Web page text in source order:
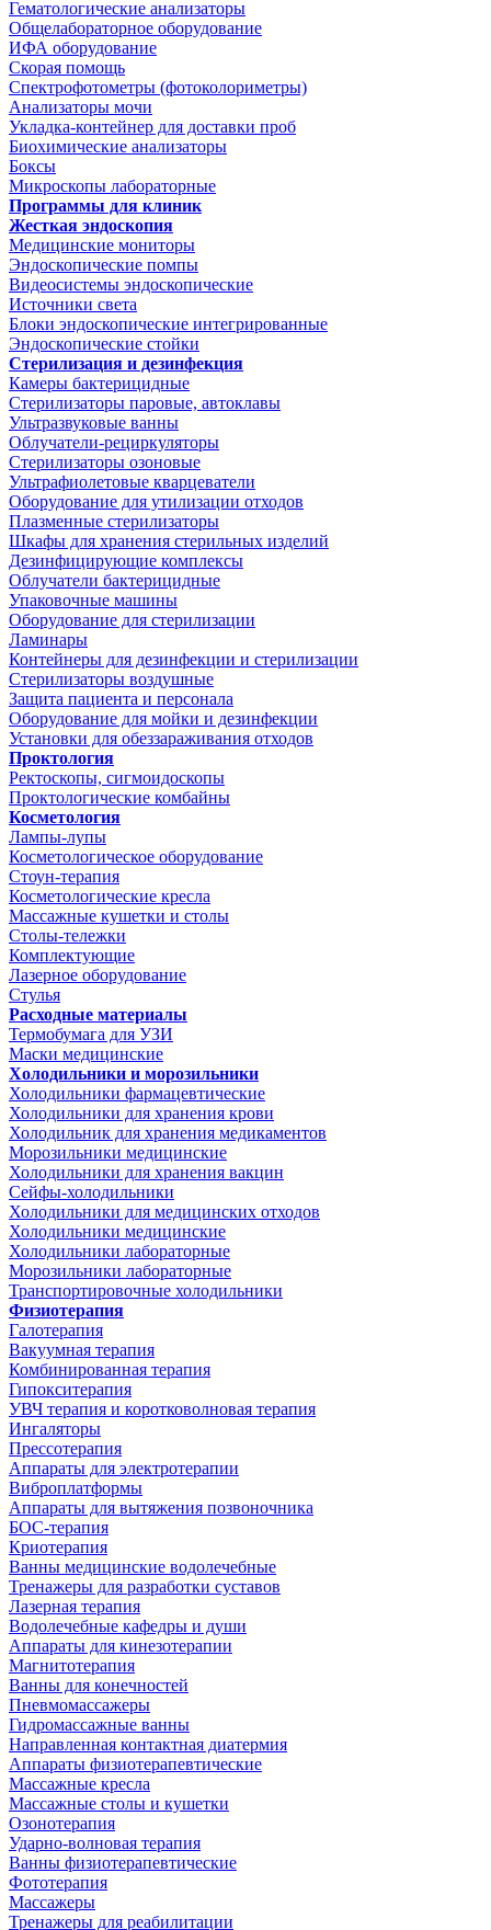
Гематологические анализаторы
Общелабораторное оборудование
ИФА оборудование
Скорая помощь
Спектрофотометры (фотоколориметры)
Анализаторы мочи
Укладка-контейнер для доставки проб
Биохимические анализаторы
Боксы
Микроскопы лабораторные
Программы для клиник
Жесткая эндоскопия
Медицинские мониторы
Эндоскопические помпы
Видеосистемы эндоскопические
Источники света
Блоки эндоскопические интегрированные
Эндоскопические стойки
Стерилизация и дезинфекция
Камеры бактерицидные
Стерилизаторы паровые, автоклавы
Ультразвуковые ванны
Облучатели-рециркуляторы
Стерилизаторы озоновые
Ультрафиолетовые кварцеватели
Оборудование для утилизации отходов
Плазменные стерилизаторы
Шкафы для хранения стерильных изделий
Дезинфицирующие комплексы
Облучатели бактерицидные
Упаковочные машины
Оборудование для стерилизации
Ламинары
Контейнеры для дезинфекции и стерилизации
Стерилизаторы воздушные
Защита пациента и персонала
Оборудование для мойки и дезинфекции
Установки для обеззараживания отходов
Проктология
Ректоскопы, сигмоидоскопы
Проктологические комбайны
Косметология
Лампы-лупы
Косметологическое оборудование
Стоун-терапия
Косметологические кресла
Массажные кушетки и столы
Столы-тележки
Комплектующие
Лазерное оборудование
Стулья
Расходные материалы
Термобумага для УЗИ
Маски медицинские
Холодильники и морозильники
Холодильники фармацевтические
Холодильники для хранения крови
Холодильник для хранения медикаментов
Морозильники медицинские
Холодильники для хранения вакцин
Сейфы-холодильники
Холодильники для медицинских отходов
Холодильники медицинские
Холодильники лабораторные
Морозильники лабораторные
Транспортировочные холодильники
Физиотерапия
Галотерапия
Вакуумная терапия
Комбинированная терапия
Гипокситерапия
УВЧ терапия и коротковолновая терапия
Ингаляторы
Прессотерапия
Аппараты для электротерапии
Виброплатформы
Аппараты для вытяжения позвоночника
БОС-терапия
Криотерапия
Ванны медицинские водолечебные
Тренажеры для разработки суставов
Лазерная терапия
Водолечебные кафедры и души
Аппараты для кинезотерапии
Магнитотерапия
Ванны для конечностей
Пневмомассажеры
Гидромассажные ванны
Направленная контактная диатермия
Аппараты физиотерапевтические
Массажные кресла
Массажные столы и кушетки
Озонотерапия
Ударно-волновая терапия
Ванны физиотерапевтические
Фототерапия
Массажеры
Тренажеры для реабилитации